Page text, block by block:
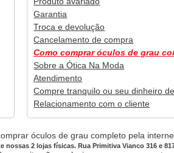
Garantia
Troca e devolução
Cancelamento de compra
Como comprar óculos de grau
Sobre a Ótica Na Moda
Atendimento
Compre tranquilo ou seu dinheiro
Relacionamento com o cliente
óculos de grau completo pela
2 lojas físicas. Rua Primitiva Vianco 316 e